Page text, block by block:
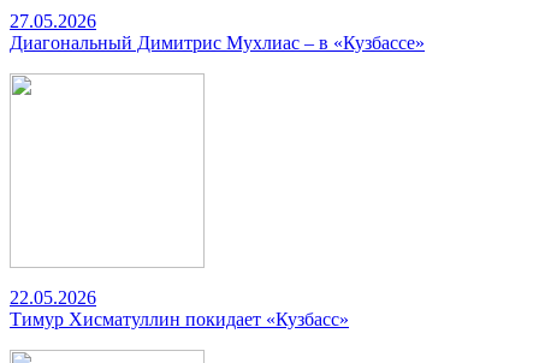
27.05.2026
Диагональный Димитрис Мухлиас – в «Кузбассе»
22.05.2026
Тимур Хисматуллин покидает «Кузбасс»